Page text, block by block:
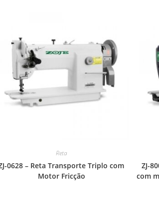
Reta
0628 – Reta Transporte Triplo com
Motor Fricção
ZJ-
com